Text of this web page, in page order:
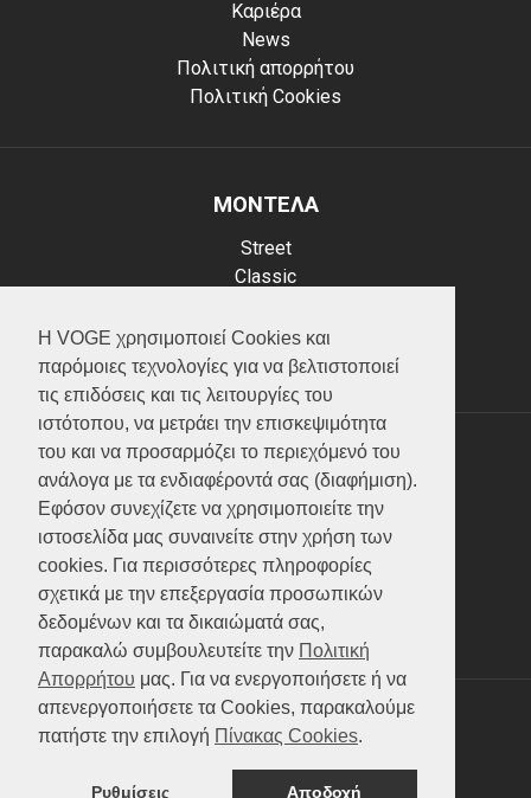
Η VOGE χρησιμοποιεί Cookies και
παρόμοιες τεχνολογίες για να βελτιστοποιεί
τις επιδόσεις και τις λειτουργίες του
ιστότοπου, να μετράει την επισκεψιμότητα
του και να προσαρμόζει το περιεχόμενό του
ανάλογα με τα ενδιαφέροντά σας (διαφήμιση).
Εφόσον συνεχίζετε να χρησιμοποιείτε την
ιστοσελίδα μας συναινείτε στην χρήση των
cookies. Για περισσότερες πληροφορίες
σχετικά με την επεξεργασία προσωπικών
δεδομένων και τα δικαιώματά σας,
παρακαλώ συμβουλευτείτε την Πολιτική
Απορρήτου μας. Για να ενεργοποιήσετε ή να
απενεργοποιήσετε τα Cookies, παρακαλούμε
πατήστε την επιλογή Πίνακας Cookies.
Ρυθμίσεις Αποδοχή
Καριέρα
News
Πολιτική απορρήτου
Πολιτική Cookies
ΜΟΝΤΕΛΑ
Street
Classic
Scooter
ATV (Loncin)
ΥΠΗΡΕΣΙΕΣ
Test ride
Επικοινωνία
Service
Κατάλογος
FAQ
SOCIAL MEDIA